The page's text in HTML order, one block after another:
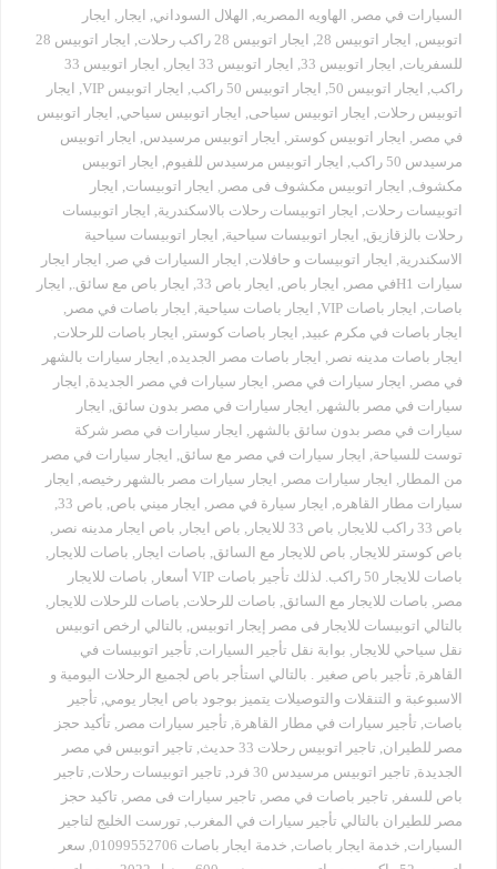
السيارات في مصر , الهاويه المصريه, الهلال السوداني, ايجار , ايجار
اتوبيس, ايجار اتوبيس 28 , ايجار اتوبيس 28 راكب رحلات ,
ايجار اتوبيس 28
للسفريات, ايجار اتوبيس 33 , ايجار اتوبيس 33 ايجار ,
ايجار اتوبيس 33
راكب, ايجار اتوبيس 50 , ايجار اتوبيس 50 راكب , ايجار اتوبيس VIP , ايجار
اتوبيس رحلات, ايجار اتوبيس سياحى, ايجار اتوبيس سياحي, ايجار اتوبيس
في مصر , ايجار اتوبيس كوستر , ايجار اتوبيس مرسيدس, ايجار اتوبيس
مرسيدس 50 راكب
, ايجار اتوبيس مرسيدس للفيوم, ايجار اتوبيس
مكشوف, ايجار اتوبيس مكشوف فى مصر , ايجار اتوبيسات, ايجار
اتوبيسات رحلات, ايجار اتوبيسات رحلات بالاسكندرية, ايجار اتوبيسات
رحلات بالزقازيق, ايجار اتوبيسات سياحية, ايجار اتوبيسات سياحية
الاسكندرية, ايجار اتوبيسات و حافلات, ايجار السيارات في صر , ايجار ايجار
سيارات H1في مصر
, ايجار باص, ايجار باص 33 , ايجار باص مع سائق., ايجار
باصات, ايجار باصات VIP , ايجار باصات سياحية, ايجار باصات في مصر ,
ايجار باصات في مكرم عبيد, ايجار باصات كوستر , ايجار باصات للرحلات,
ايجار باصات مدينه نصر , ايجار باصات مصر الجديده, ايجار سيارات بالشهر
في مصر , ايجار سيارات في مصر , ايجار سيارات في مصر الجديدة, ايجار
سيارات في مصر بالشهر , ايجار سيارات في مصر بدون سائق, ايجار
سيارات في مصر بدون سائق بالشهر , ايجار سيارات في مصر شركة
توست للسياحة, ايجار سيارات في مصر مع سائق, ايجار سيارات في مصر
من المطار , ايجار سيارات مصر , ايجار سيارات مصر بالشهر رخيصه, ايجار
سيارات مطار القاهره, ايجار سيارة في مصر , ايجار ميني باص, باص 33
,
باص 33 راكب للايجار
, باص 33 للايجار , باص ايجار , باص ايجار مدينه نصر ,
باص كوستر للايجار , باص للايجار مع السائق, باصات ايجار , باصات للايجار ,
باصات للايجار 50 راكب. لذلك تأجير باصات VIP أسعار
, باصات للايجار
مصر , باصات للايجار مع السائق, باصات للرحلات, باصات للرحلات للايجار ,
بالتالي اتوبيسات للايجار فى مصر إيجار اتوبيس, بالتالي ارخص اتوبيس
نقل سياحي للايجار , بوابة نقل تأجير السيارات, تأجير اتوبيسات في
القاهرة, تأجير باص صغير . بالتالي استأجر باص لجميع الرحلات اليومية و
الاسبوعبة و التنقلات والتوصيلات يتميز بوجود باص ايجار يومي, تأجير
باصات, تأجير سيارات في مطار القاهرة, تأجير سيارات مصر , تأكيد حجز
مصر للطيران, تاجير اتوبيس رحلات 33 حديث , تاجير اتوبيس في مصر
الجديدة, تاجير اتوبيس مرسيدس 30 فرد , تاجير اتوبيسات رحلات, تاجير
باص للسفر , تاجير باصات في مصر , تاجير سيارات فى مصر , تاكيد حجز
مصر للطيران بالتالي تأجير سيارات في المغرب, تورست الخليج لتاجير
السيارات, خدمة ايجار باصات, خدمة ايجار باصات 01099552706 , سعر